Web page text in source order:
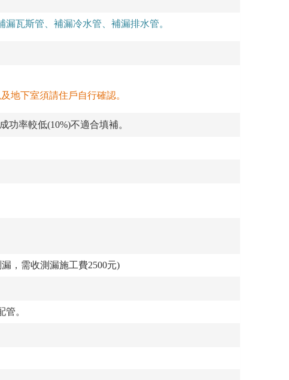
瓦斯管、補漏冷水管、補漏排水管。
地下室須請住戶自行確認。
率較低(10%)不適合填補。
，需收測漏施工費2500元)
管。